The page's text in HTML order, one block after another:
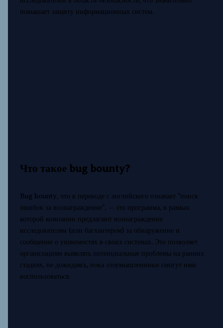
повышает защиту информационных систем.
Что такое bug bounty?
Bug bounty, что в переводе с английского означает "поиск
ошибок за вознаграждение", — это программа, в рамках
которой компании предлагают вознаграждение
исследователям (или багхантером) за обнаружение и
сообщение о уязвимостях в своих системах. Это позволяет
организациям выявлять потенциальные проблемы на ранних
стадиях, не дожидаясь, пока злоумышленники смогут ими
воспользоваться.